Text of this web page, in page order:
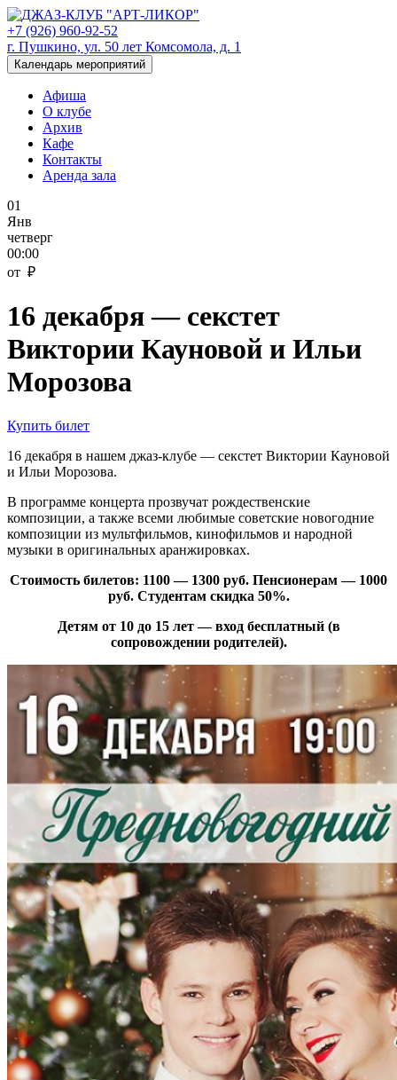
+7 (926) 960-92-52
г. Пушкино, ул. 50 лет Комсомола, д. 1
Календарь мероприятий
Афиша
О клубе
Архив
Кафе
Контакты
Аренда зала
01
Янв
четверг
00:00
от ₽
16 декабря — секстет
Виктории Кауновой и Ильи
Морозова
Купить билет
16 декабря в нашем джаз-клубе — секстет Виктории Кауновой
и Ильи Морозова.
В программе концерта прозвучат рождественские
композиции, а также всеми любимые советские новогодние
композиции из мультфильмов, кинофильмов и народной
музыки в оригинальных аранжировках.
Стоимость билетов: 1100 — 1300 руб. Пенсионерам — 1000
руб. Студентам скидка 50%.
Детям от 10 до 15 лет — вход бесплатный (в
сопровождении родителей).